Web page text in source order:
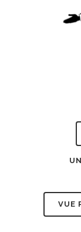
VUE